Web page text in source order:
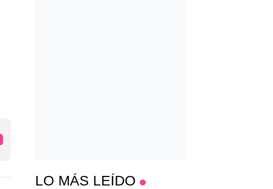
LO MÁS LEÍDO